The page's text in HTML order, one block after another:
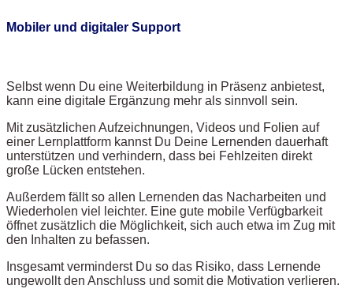
Mobiler und digitaler Support
Selbst wenn Du eine Weiterbildung in Präsenz anbietest,
kann eine digitale Ergänzung mehr als sinnvoll sein.
Mit zusätzlichen Aufzeichnungen, Videos und Folien auf
einer Lernplattform kannst Du Deine Lernenden dauerhaft
unterstützen und verhindern, dass bei Fehlzeiten direkt
große Lücken entstehen.
Außerdem fällt so allen Lernenden das Nacharbeiten und
Wiederholen viel leichter. Eine gute mobile Verfügbarkeit
öffnet zusätzlich die Möglichkeit, sich auch etwa im Zug mit
den Inhalten zu befassen.
Insgesamt verminderst Du so das Risiko, dass Lernende
ungewollt den Anschluss und somit die Motivation verlieren.